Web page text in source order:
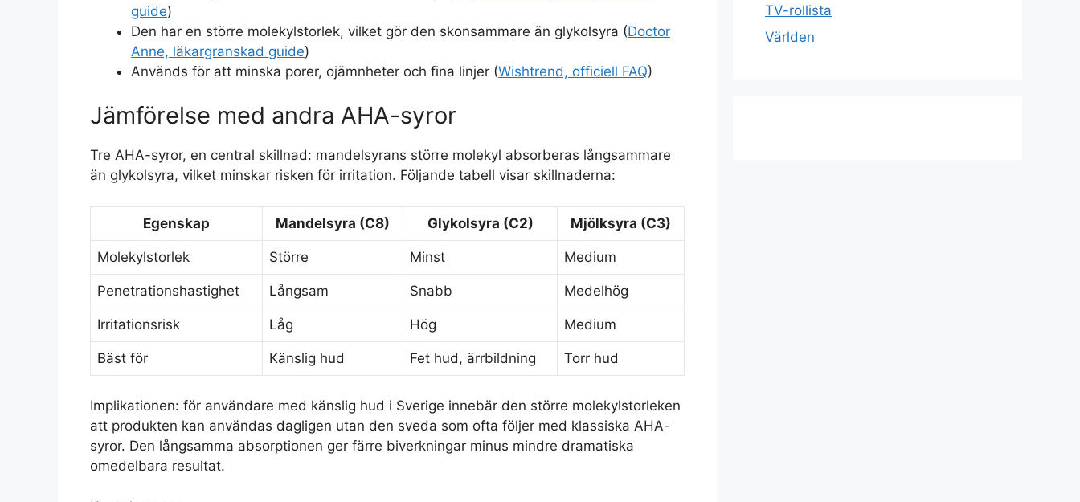
guide)
Den har en större molekylstorlek, vilket gör den skonsammare än glykolsyra (Doctor
Anne, läkargranskad guide)
Används för att minska porer, ojämnheter och fina linjer (Wishtrend, officiell FAQ)
Jämförelse med andra AHA-syror
Tre AHA-syror, en central skillnad: mandelsyrans större molekyl absorberas långsammare
än glykolsyra, vilket minskar risken för irritation. Följande tabell visar skillnaderna:
Egenskap Mandelsyra (C8) Glykolsyra (C2) Mjölksyra (C3)
Molekylstorlek Större Minst Medium
Penetrationshastighet Långsam Snabb Medelhög
Irritationsrisk Låg Hög Medium
Bäst för Känslig hud Fet hud, ärrbildning Torr hud
Implikationen: för användare med känslig hud i Sverige innebär den större molekylstorleken
att produkten kan användas dagligen utan den sveda som ofta följer med klassiska AHA-
syror. Den långsamma absorptionen ger färre biverkningar minus mindre dramatiska
omedelbara resultat.
TV-rollista
Världen